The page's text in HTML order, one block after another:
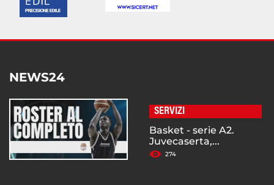
NEWS24
SERVIZI
Basket - serie A2.
Juvecaserta,...
274